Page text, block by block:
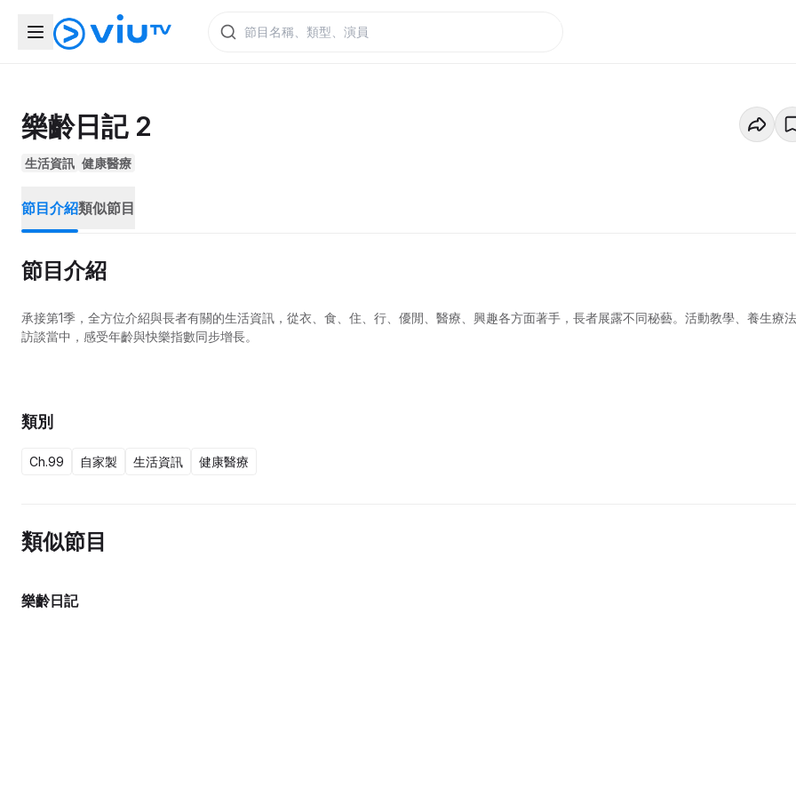
樂齡日記 2
生活資訊 健康醫療
節目介紹類似節目
節目介紹
承接第1季，全方位介紹與長者有關的生活資訊，從衣、食、住、行、優閒、醫療、興趣各方面著手，長者展露不同秘藝。活動教學、養生療
訪談當中，感受年齡與快樂指數同步增長。
類別
Ch.99 自家製 生活資訊 健康醫療
類似節目
樂齡日記